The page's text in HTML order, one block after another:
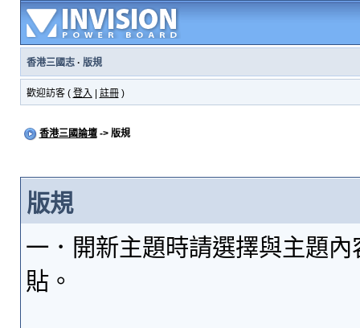
香港三國志· 版規
歡迎訪客 ( 登入 註冊)
香港三國論壇-> 版規
版規
一．開新主題時請選擇與主題
貼。